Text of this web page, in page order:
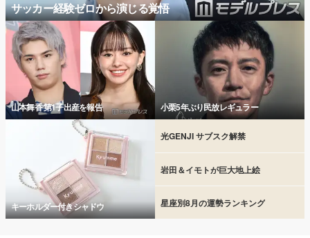
サッカー経験ゼロから演じる覚悟
山本舞香 第1子出産を報告 小栗5年ぶり民放レギュラー
キーホルダー付きシャドウ
光GENJI サブスク解禁
岩田＆イモトが巨大地上絵
星座別8月の運勢ランキング